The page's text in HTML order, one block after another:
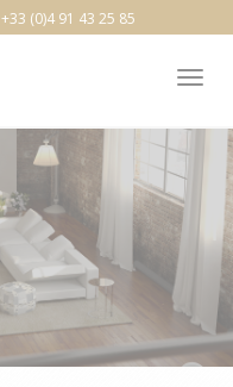
+33 (0)4 91 43 25 85